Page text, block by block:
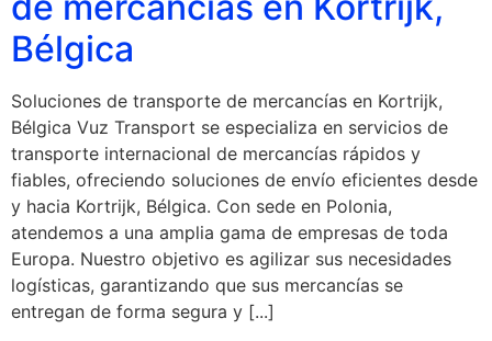
Bélgica
Soluciones de transporte de mercancías en Kortrijk,
Bélgica Vuz Transport se especializa en servicios de
transporte internacional de mercancías rápidos y
fiables, ofreciendo soluciones de envío eficientes desde
y hacia Kortrijk, Bélgica. Con sede en Polonia,
atendemos a una amplia gama de empresas de toda
Europa. Nuestro objetivo es agilizar sus necesidades
logísticas, garantizando que sus mercancías se
entregan de forma segura y [...]